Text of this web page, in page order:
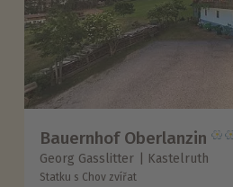
Bauernhof Oberlanzin
Georg Gasslitter Kastelruth
Statku s Chov zvířat